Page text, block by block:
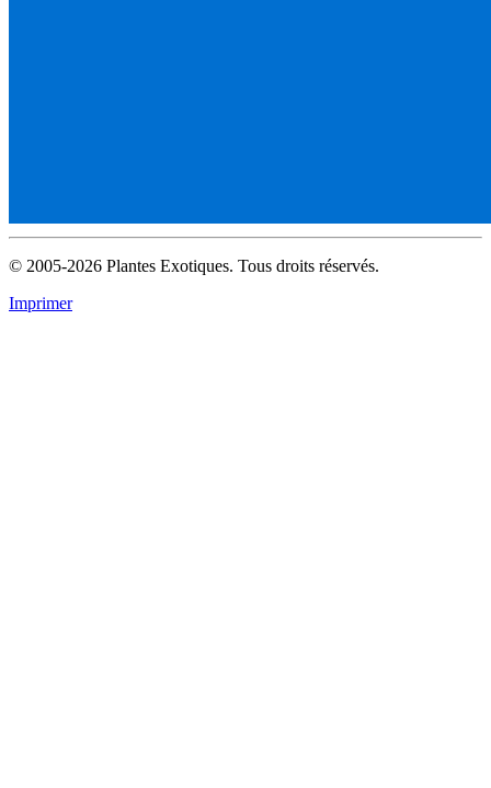
© 2005-2026 Plantes Exotiques. Tous droits réservés.
Imprimer